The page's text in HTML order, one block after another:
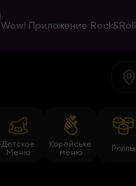
Wow! Приложение Rock&Roll
Детское
Меню
Корейське
меню
Роллы